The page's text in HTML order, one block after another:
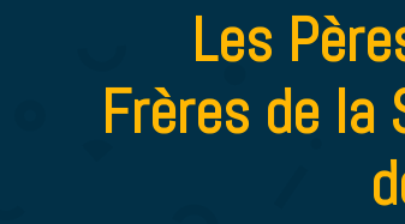
Les
Frères de la